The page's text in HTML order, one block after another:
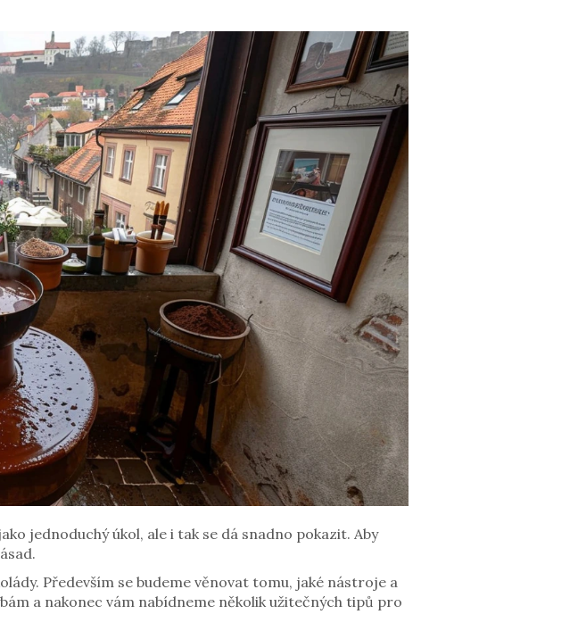
jednoduchý úkol, ale i tak se dá snadno pokazit. Aby
Především se budeme věnovat tomu, jaké nástroje a
a nakonec vám nabídneme několik užitečných tipů pro